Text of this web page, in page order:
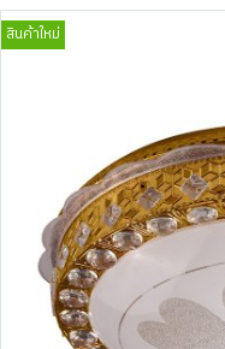
สินค้าใหม่